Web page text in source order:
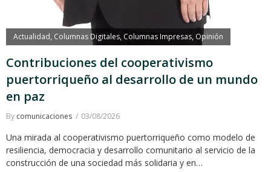
Actualidad, Columnas Digitales, Columnas Impresas, Opinión
Contribuciones del cooperativismo
puertorriqueño al desarrollo de un mundo
en paz
By comunicaciones 03/08/2026
Una mirada al cooperativismo puertorriqueño como modelo de
resiliencia, democracia y desarrollo comunitario al servicio de la
construcción de una sociedad más solidaria y en…